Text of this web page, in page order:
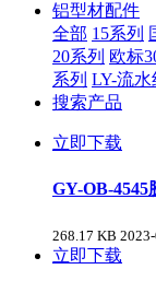
铝型材配件
全部 15系列
20系列 欧标
系列 LY-流水
搜索产品
立即下载
GY-OB-4545
268.17 KB
立即下载